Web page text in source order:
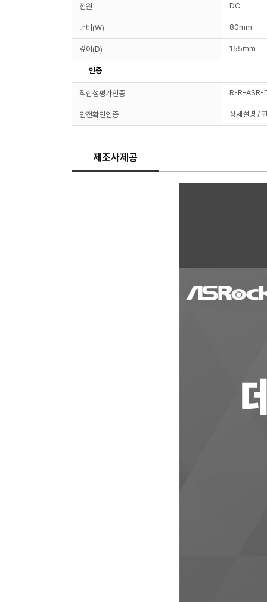
전원 DC
너비(W) 80mm
깊이(D) 155mm
인증
적합성평가인증 R-R-ASR-
안전확인인증 상세설명 /
제조사제공